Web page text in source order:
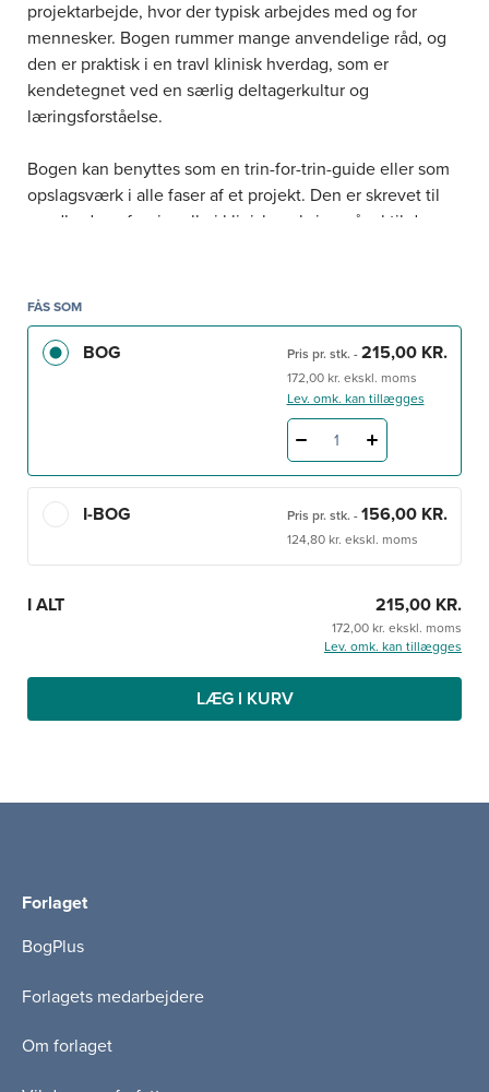
projektarbejde, hvor der typisk arbejdes med og for
mennesker. Bogen rummer mange anvendelige råd, og
den er praktisk i en travl klinisk hverdag, som er
kendetegnet ved en særlig deltagerkultur og
læringsforståelse.
Bogen kan benyttes som en trin-for-trin-guide eller som
opslagsværk i alle faser af et projekt. Den er skrevet til
sundhedsprofessionelle i klinisk praksis – såvel til de
læseren en lettilgængelig præsentation af de termer,
begreber og redskaber, som er vigtige undervejs i et
projekt.
Projektarbejde i sundhedsvæseneter opbygget om en
gennemgående projektmodel, som er relevant i
forskellige typer af projekter. Den kan bruges i mindre
kliniske projekter med en kort tidshorisont og få
deltagere, ligesom den er et godt redskab i større
udviklingsprojekter, der løber over længere tid og går på
tværs af en organisation.
Bogen indeholder mange anvendelige skemaer og
skabeloner, så læseren hurtigt og nemt kan kvalificere
FÅS SOM
BOG Pris pr. stk. - 215,00 KR.
172,00 kr. ekskl. moms
Lev. omk. kan tillægges
1
I-BOG Pris pr. stk. - 156,00 KR.
124,80 kr. ekskl. moms
I ALT 215,00 KR.
172,00 kr. ekskl. moms
Lev. omk. kan tillægges
LÆG I KURV
Forlaget
BogPlus
Forlagets medarbejdere
Om forlaget